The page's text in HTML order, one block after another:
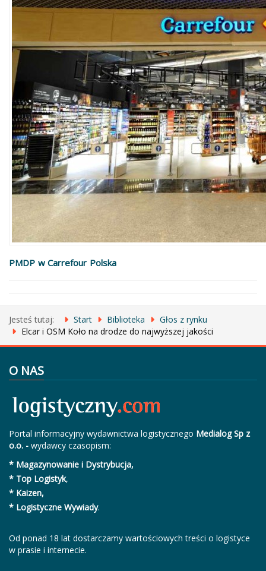
PMDP w Carrefour Polska
Jesteś tutaj: Start Biblioteka
Głos z rynku
Elcar i OSM Koło na drodze do najwyższej jakości
O NAS
Portal informacyjny wydawnictwa logistycznego Medialog Sp z
o.o. - wydawcy czasopism:
* Magazynowanie i Dystrybucja,
* Top Logistyk,
* Kaizen,
* Logistyczne Wywiady.
Od ponad 18 lat dostarczamy wartościowych treści o logistyce
w prasie i internecie.